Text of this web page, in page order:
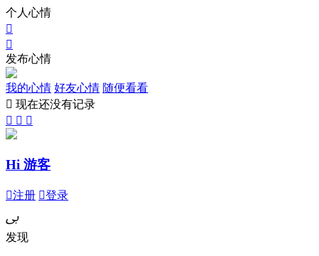
个人心情


发布心情
我的心情 好友心情 随便看看
 现在还没有记录
  
Hi 游客
注册 登录
ﰉ
发现